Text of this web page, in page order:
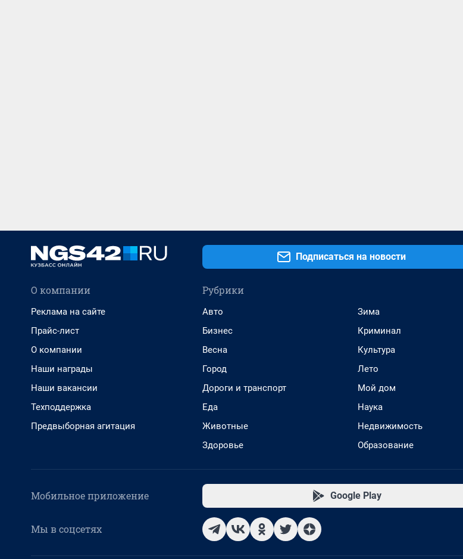
Подписаться на новости
О компании
Реклама на сайте
Прайс-лист
О компании
Наши награды
Наши вакансии
Техподдержка
Предвыборная агитация
Рубрики
Авто
Бизнес
Весна
Город
Дороги и транспорт
Еда
Животные
Здоровье
Зима
Криминал
Культура
Лето
Мой дом
Наука
Недвижимость
Образование
Мобильное приложение Google Play
Мы в соцсетях